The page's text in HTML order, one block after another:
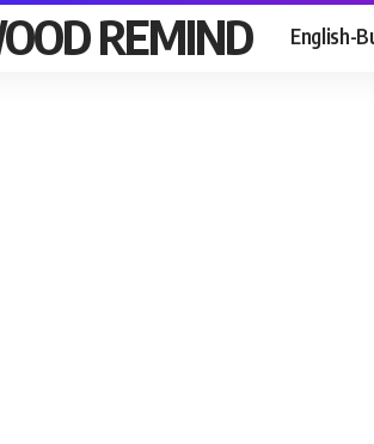
REMIND English-